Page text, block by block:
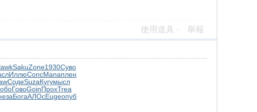
使用道具 舉報
SakuZone1930Суво
ИллюConcManaплен
СодеSuzaКугумысл
ГовоGoinПрохTrea
БогаАЛОсEugeопуб